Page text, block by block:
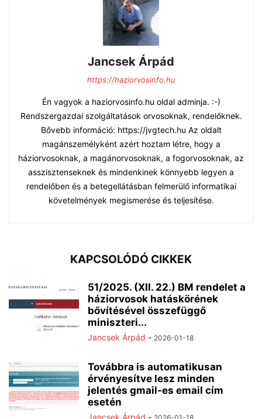
Jancsek Árpád
https://haziorvosinfo.hu
Én vagyok a haziorvosinfo.hu oldal adminja. :-)
Rendszergazdai szolgáltatások orvosoknak, rendelőknek.
Bővebb információ: https://jvgtech.hu Az oldalt
magánszemélyként azért hoztam létre, hogy a
háziorvosoknak, a magánorvosoknak, a fogorvosoknak, az
asszisztenseknek és mindenkinek könnyebb legyen a
rendelőben és a betegellátásban felmerülő informatikai
követelmények megismerése és teljesítése.
KAPCSOLÓDÓ CIKKEK
51/2025. (XII. 22.) BM rendelet a
háziorvosok hatáskörének
bővítésével összefüggő
miniszteri...
Jancsek Árpád - 2026-01-18
Továbbra is automatikusan
érvényesítve lesz minden
jelentés gmail-es email cím
esetén
Jancsek Árpád -